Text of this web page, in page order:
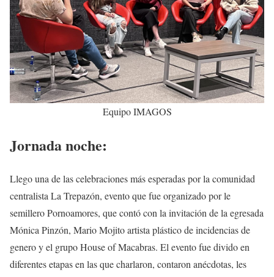
Equipo IMAGOS
Jornada noche:
Llego una de las celebraciones más esperadas por la comunidad
centralista La Trepazón, evento que fue organizado por le
semillero Pornoamores, que contó con la invitación de la egresada
Mónica Pinzón, Mario Mojito artista plástico de incidencias de
genero y el grupo House of Macabras. El evento fue divido en
diferentes etapas en las que charlaron, contaron anécdotas, les